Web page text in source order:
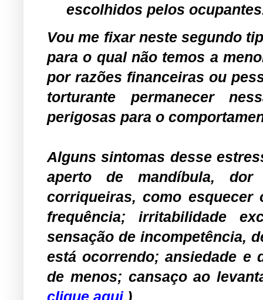
escolhidos pelos
Vou me fixar neste segundo
para o qual não temos a
por razões financeiras ou
torturante permanecer
perigosas para o
Alguns sintomas desse
aperto de mandíbula,
corriqueiras, como
frequência; irritabilidade
sensação de incompetência,
está ocorrendo; ansiedade
de menos; cansaço ao
clique aqui.)